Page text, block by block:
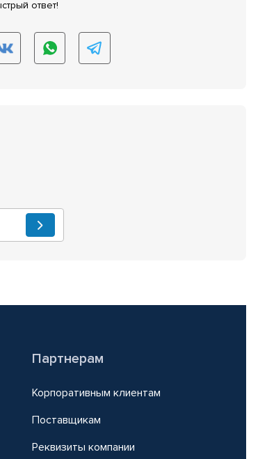
ответ!
Партнерам
Корпоративным клиентам
Поставщикам
Реквизиты компании